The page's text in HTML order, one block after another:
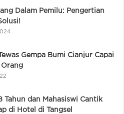
Dalam Pemilu: Pengertian
Gempa Bumi Cianjur Capai
Orang
Tahun dan Mahasiswi Cantik
di Hotel di Tangsel